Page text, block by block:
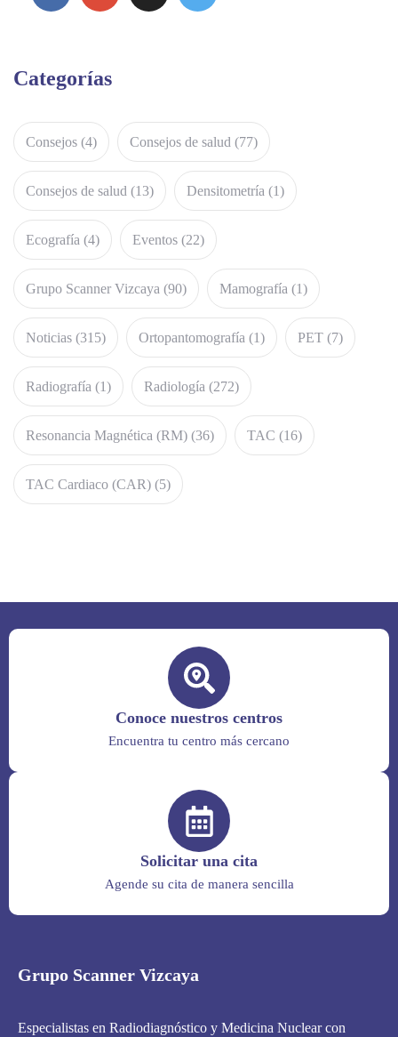
Categorías
Consejos (4) Consejos de salud (77)
Consejos de salud (13) Densitometría (1)
Ecografía (4) Eventos (22)
Grupo Scanner Vizcaya (90) Mamografía (1)
Noticias (315) Ortopantomografía (1) PET (7)
Radiografía (1) Radiología (272)
Resonancia Magnética (RM) (36) TAC (16)
TAC Cardiaco (CAR) (5)
Conoce nuestros centros
Encuentra tu centro más cercano
Solicitar una cita
Agende su cita de manera sencilla
Grupo Scanner Vizcaya
Especialistas en Radiodiagnóstico y Medicina Nuclear con